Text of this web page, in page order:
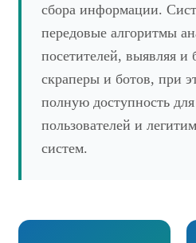
сбора информации.
передовые алгоритмы
посетителей, выявляя и
скраперы и ботов, при
полную доступность
пользователей и
систем.